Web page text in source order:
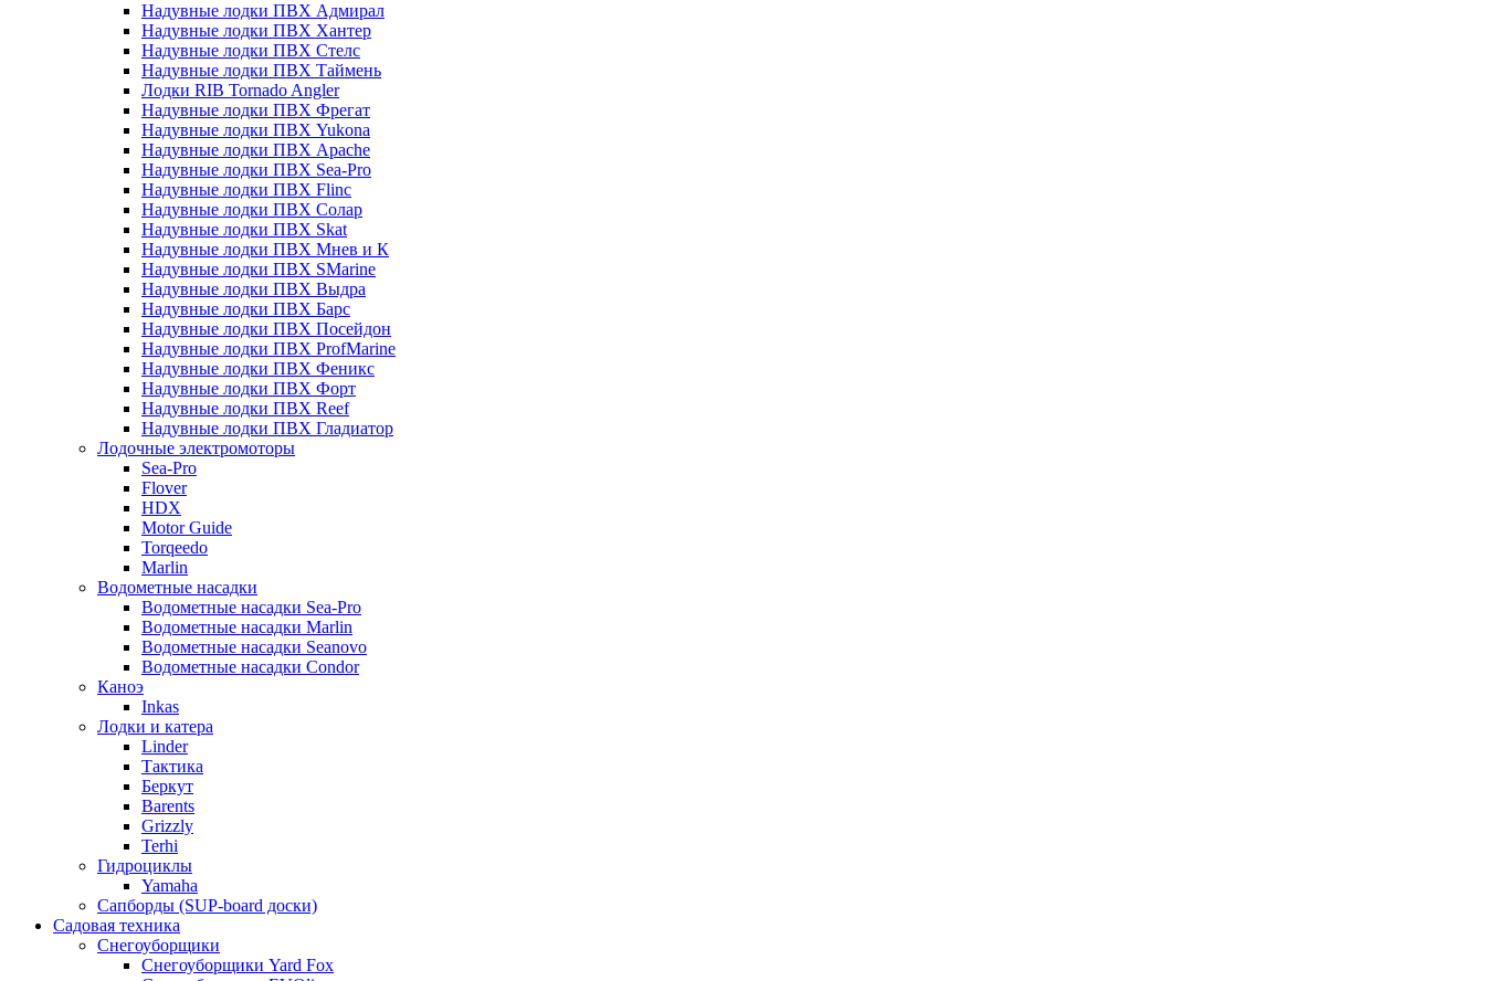
Надувные лодки ПВХ Адмирал
Надувные лодки ПВХ Хантер
Надувные лодки ПВХ Стелс
Надувные лодки ПВХ Таймень
Лодки RIB Tornado Angler
Надувные лодки ПВХ Фрегат
Надувные лодки ПВХ Yukona
Надувные лодки ПВХ Apache
Надувные лодки ПВХ Sea-Pro
Надувные лодки ПВХ Flinc
Надувные лодки ПВХ Солар
Надувные лодки ПВХ Skat
Надувные лодки ПВХ Мнев и К
Надувные лодки ПВХ SMarine
Надувные лодки ПВХ Выдра
Надувные лодки ПВХ Барс
Надувные лодки ПВХ Посейдон
Надувные лодки ПВХ ProfMarine
Надувные лодки ПВХ Феникс
Надувные лодки ПВХ Форт
Надувные лодки ПВХ Reef
Надувные лодки ПВХ Гладиатор
Лодочные электромоторы
Sea-Pro
Flover
HDX
Motor Guide
Torqeedo
Marlin
Водометные насадки
Водометные насадки Sea-Pro
Водометные насадки Marlin
Водометные насадки Seanovo
Водометные насадки Condor
Каноэ
Inkas
Лодки и катера
Linder
Тактика
Беркут
Barents
Grizzly
Terhi
Гидроциклы
Yamaha
Сапборды (SUP-board доски)
Садовая техника
Снегоуборщики
Снегоуборщики Yard Fox